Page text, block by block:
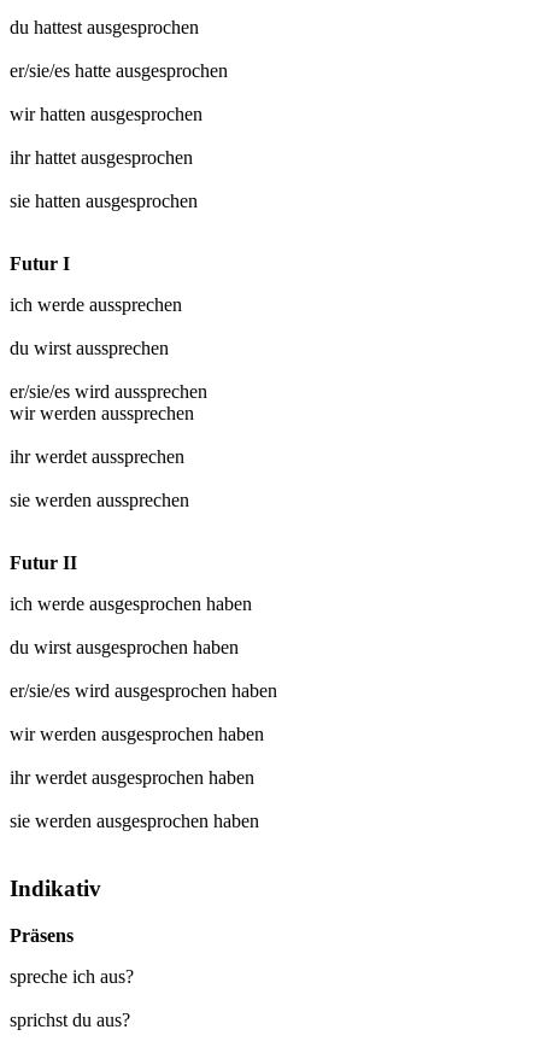
du hattest ausgesprochen
er/sie/es hatte ausgesprochen
wir hatten ausgesprochen
ihr hattet ausgesprochen
sie hatten ausgesprochen
Futur I
ich werde aussprechen
du wirst aussprechen
er/sie/es wird aussprechen
wir werden aussprechen
ihr werdet aussprechen
sie werden aussprechen
Futur II
ich werde ausgesprochen haben
du wirst ausgesprochen haben
er/sie/es wird ausgesprochen haben
wir werden ausgesprochen haben
ihr werdet ausgesprochen haben
sie werden ausgesprochen haben
Indikativ
Präsens
spreche ich aus?
sprichst du aus?